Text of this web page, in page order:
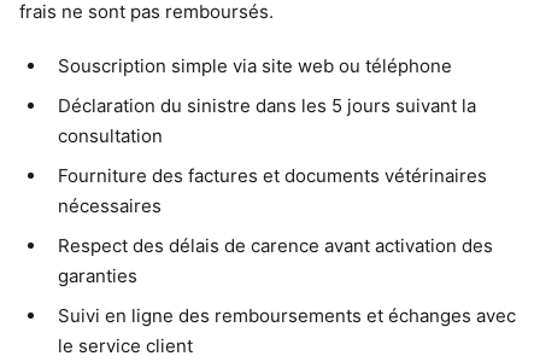
frais ne sont pas remboursés.
Souscription simple via site web ou téléphone
Déclaration du sinistre dans les 5 jours suivant la
consultation
Fourniture des factures et documents vétérinaires
nécessaires
Respect des délais de carence avant activation des
garanties
Suivi en ligne des remboursements et échanges avec
le service client